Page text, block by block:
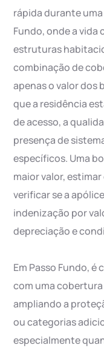
rápida durante
Fundo, onde a vida
estruturas
combinação de
apenas o valor dos
que a residência
de acesso, a
presença de
específicos. Uma
maior valor,
verificar se a
indenização por
depreciação e
Em Passo Fundo,
com uma
ampliando a
ou categorias
especialmente